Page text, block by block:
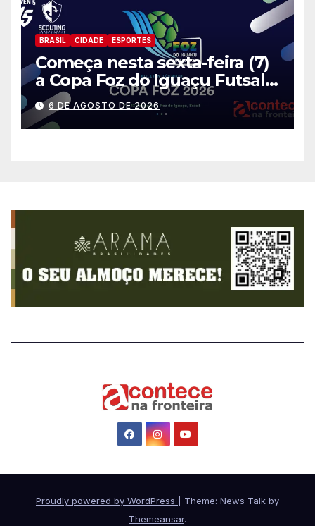
BRASIL CIDADE ESPORTES
Começa nesta sexta-feira (7)
a Copa Foz do Iguaçu Futsal
2026 com equipes de quatro
países
6 DE AGOSTO DE 2026
Proudly powered by WordPress
Theme: News Talk by
Themeansar.